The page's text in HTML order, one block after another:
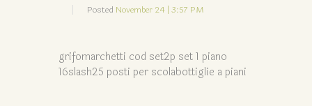
Posted November 24 | 3:57 PM
grifomarchetti cod set2p set 1 piano
16slash25 posti per scolabottiglie a piani